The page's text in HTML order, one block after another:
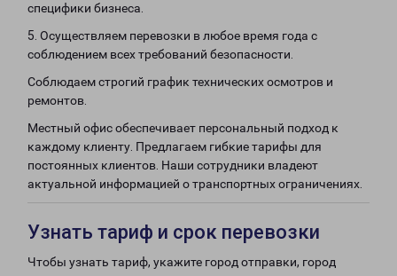
специфики бизнеса.
5. Осуществляем перевозки в любое время года с
соблюдением всех требований безопасности.
Соблюдаем строгий график технических осмотров и
ремонтов.
Местный офис обеспечивает персональный подход к
каждому клиенту. Предлагаем гибкие тарифы для
постоянных клиентов. Наши сотрудники владеют
актуальной информацией о транспортных ограничениях.
Узнать тариф и срок перевозки
Чтобы узнать тариф, укажите город отправки, город